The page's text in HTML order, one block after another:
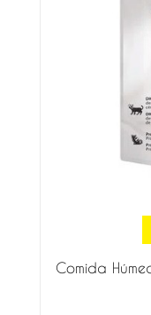
Comida